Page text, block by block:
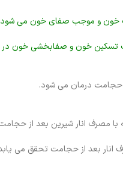
خون و موجب صفای خون می
تسکین خون و صفابخشی خون
حجامت درمان می شود.
مصرف انار شیرین بعد از
بعد از حجامت تحقق می